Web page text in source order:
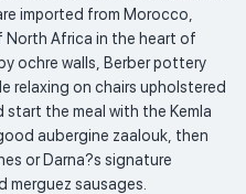
imported from Morocco,
Africa in the heart of
ochre walls, Berber pottery
relaxing on chairs upholstered
start the meal with the Kemla
aubergine zaalouk, then
or Darna?s signature
merguez sausages.